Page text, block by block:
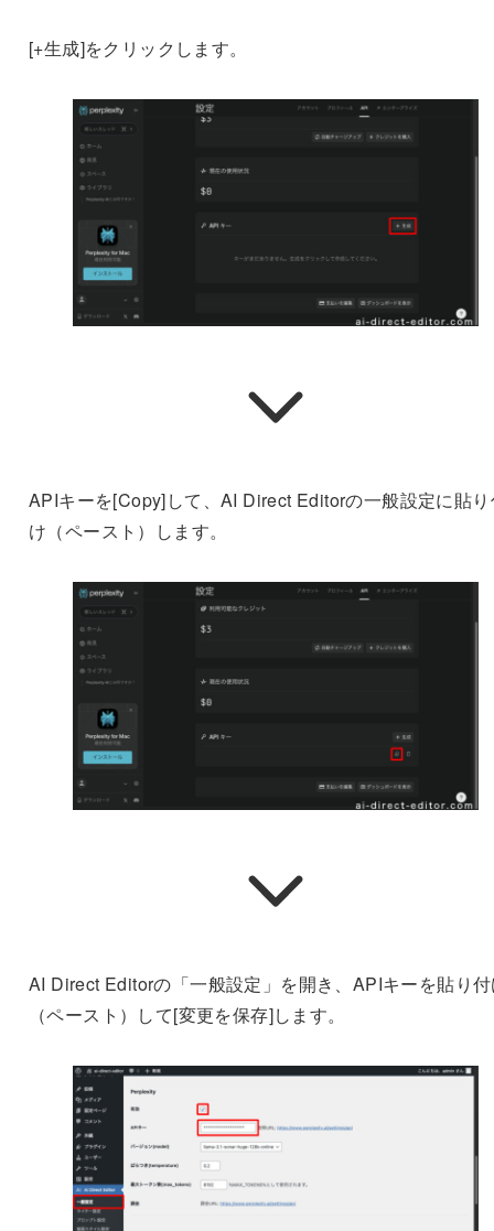
[+生成]をクリックします。
APIキーを[Copy]して、AI Direct Editorの一般設定に貼
け（ペースト）します。
AI Direct Editorの「一般設定」を開き、APIキーを貼り
（ペースト）して[変更を保存]します。